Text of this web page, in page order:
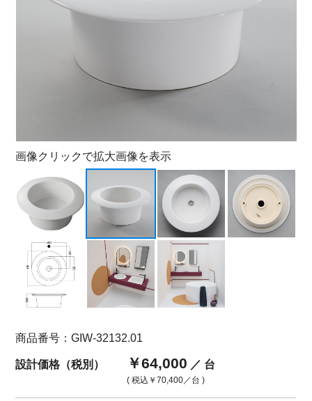
画像クリックで拡大画像を表示
商品番号：GIW-32132.01
設計価格（税別） ￥64,000 ／ 台
( 税込 ￥70,400 ／台 )